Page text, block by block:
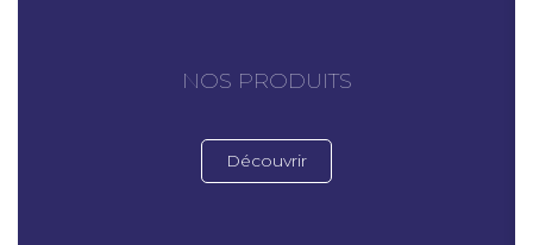
NOS PRODUITS
Découvrir